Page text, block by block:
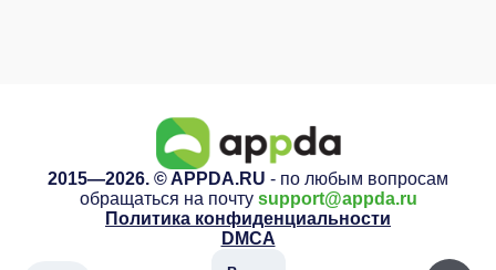
2015—2026. © APPDA.RU - по любым вопросам
обращаться на почту support@appda.ru
Политика конфиденциальности
DMCA